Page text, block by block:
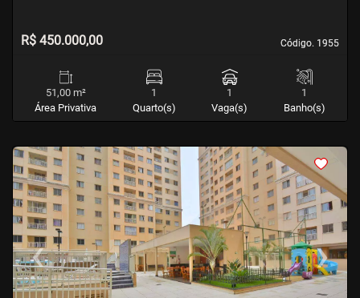
Código. 1955
Código. 1955
R$ 450.000,00
51,00 m²
Área Privativa
1
Quarto(s)
1
Vaga(s)
1
Banho(s)
<<<<
‹Previous ›Next